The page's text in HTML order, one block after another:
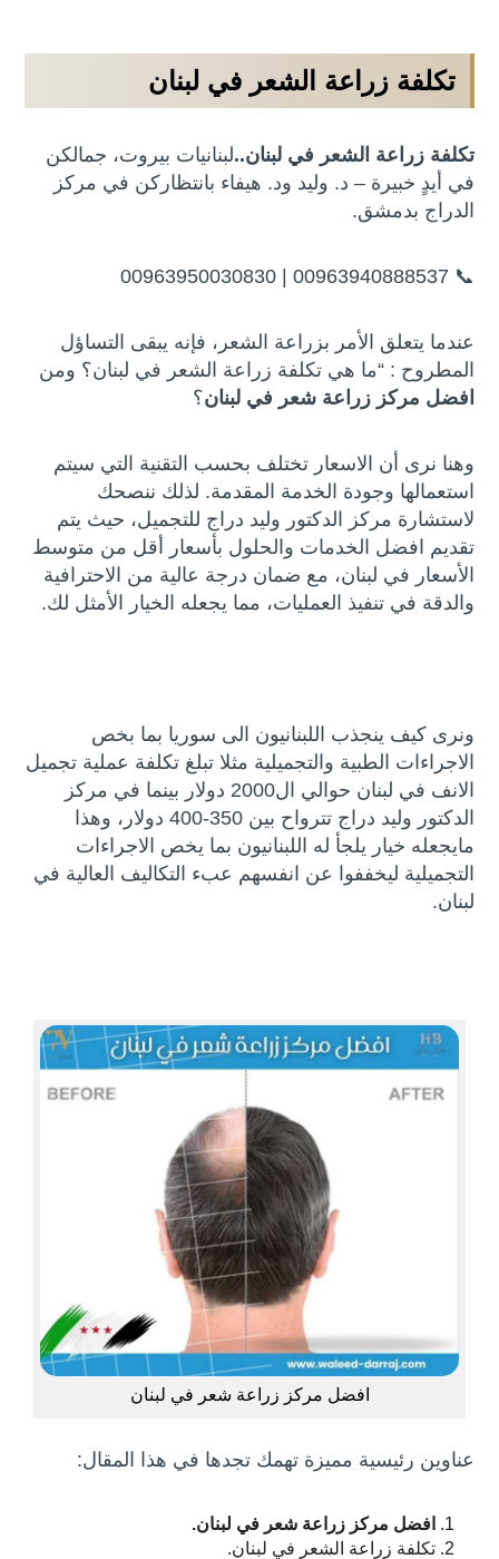
تكلفة زراعة الشعر في لبنان
تكلفة زراعة الشعر في لبنان..لبنانيات بيروت، جمالكن
في أيدٍ خبيرة – د. وليد ود. هيفاء بانتظاركن في مركز
الدراج بدمشق.
📞 00963940888537 | 00963950030830
عندما يتعلق الأمر بزراعة الشعر، فإنه يبقى التساؤل
المطروح : “ما هي تكلفة زراعة الشعر في لبنان؟ ومن
افضل مركز زراعة شعر في لبنان؟
وهنا نرى أن الاسعار تختلف بحسب التقنية التي سيتم
استعمالها وجودة الخدمة المقدمة. لذلك ننصحك
لاستشارة مركز الدكتور وليد دراج للتجميل، حيث يتم
تقديم افضل الخدمات والحلول بأسعار أقل من متوسط
الأسعار في لبنان، مع ضمان درجة عالية من الاحترافية
والدقة في تنفيذ العمليات، مما يجعله الخيار الأمثل لك.
ونرى كيف ينجذب اللبنانيون الى سوريا بما بخص
الاجراءات الطبية والتجميلية مثلا تبلغ تكلفة عملية تجميل
الانف في لبنان حوالي ال2000 دولار بينما في مركز
الدكتور وليد دراج تترواح بين 350-400 دولار، وهذا
مايجعله خيار يلجأ له اللبنانيون بما يخص الاجراءات
التجميلية ليخففوا عن انفسهم عبء التكاليف العالية في
لبنان.
افضل مركز زراعة شعر في لبنان
عناوين رئيسية مميزة تهمك تجدها في هذا المقال:
افضل مركز زراعة شعر في لبنان.
تكلفة زراعة الشعر في لبنان.